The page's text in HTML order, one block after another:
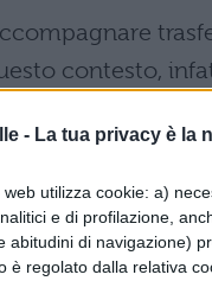
- La tua privacy è la
utilizza cookie: a)
e di profilazione,
abitudini di navigazione)
è regolato dalla relativa
contesto,
, dove
hanno